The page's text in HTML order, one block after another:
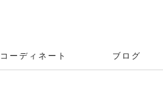
コーディネート ブログ